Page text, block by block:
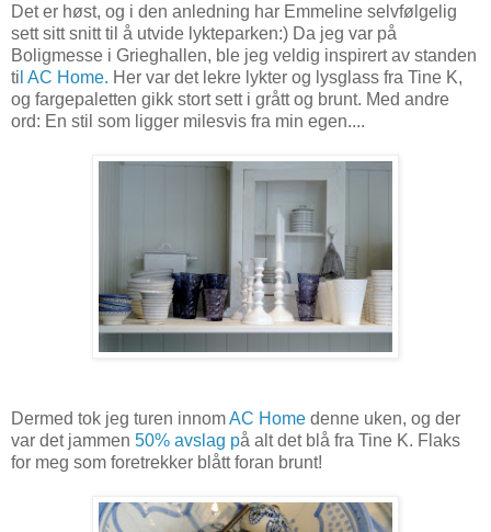
Det er høst, og i den anledning har Emmeline selvfølgelig
sett sitt snitt til å utvide lykteparken:) Da jeg var på
Boligmesse i Grieghallen, ble jeg veldig inspirert av standen
ti l AC Home. Her var det lekre lykter og lysglass fra Tine K,
og fargepaletten gikk stort sett i grått og brunt. Med andre
ord: En stil som ligger milesvis fra min egen....
Dermed tok jeg turen innomAC Home denne uken, og der
var det jammen 50% avslag på alt det blå fra Tine K. Flaks
for meg som foretrekker blått foran brunt!